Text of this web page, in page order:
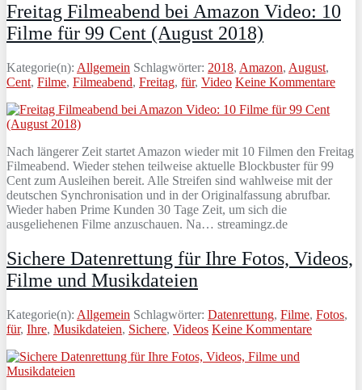
Freitag Filmeabend bei Amazon Video: 10
Filme für 99 Cent (August 2018)
Kategorie(n): Allgemein Schlagwörter: 2018, Amazon, August,
Cent, Filme, Filmeabend, Freitag, für, Video Keine Kommentare
Nach längerer Zeit startet Amazon wieder mit 10 Filmen den Freitag
Filmeabend. Wieder stehen teilweise aktuelle Blockbuster für 99
Cent zum Ausleihen bereit. Alle Streifen sind wahlweise mit der
deutschen Synchronisation und in der Originalfassung abrufbar.
Wieder haben Prime Kunden 30 Tage Zeit, um sich die
ausgeliehenen Filme anzuschauen. Na… streamingz.de
Sichere Datenrettung für Ihre Fotos, Videos,
Filme und Musikdateien
Kategorie(n): Allgemein Schlagwörter: Datenrettung, Filme, Fotos,
für, Ihre, Musikdateien, Sichere, Videos Keine Kommentare